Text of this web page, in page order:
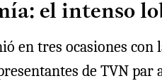
el intenso
en tres ocasiones
de TVN par